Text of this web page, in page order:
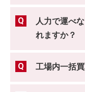
人力で運べ
れますか？
工場内一括